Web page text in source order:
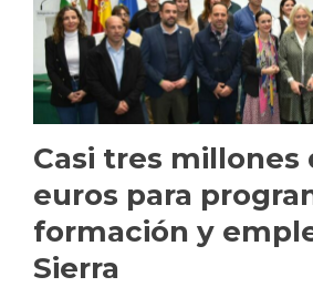
Casi tres millones
euros para
formación y
Sierra